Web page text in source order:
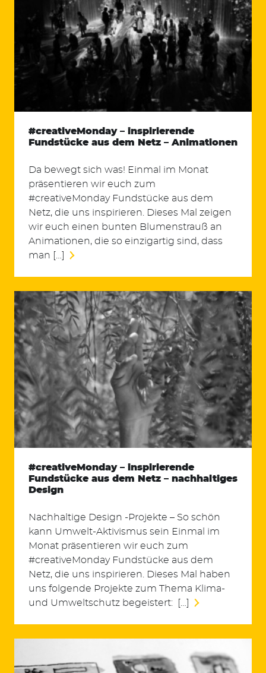
#creativeMonday – inspirierende
Fundstücke aus dem Netz – Animationen
Da bewegt sich was! Einmal im Monat
präsentieren wir euch zum
#creativeMonday Fundstücke aus dem
Netz, die uns inspirieren. Dieses Mal zeigen
wir euch einen bunten Blumenstrauß an
Animationen, die so einzigartig sind, dass
man […]
#creativeMonday – inspirierende
Fundstücke aus dem Netz – nachhaltiges
Design
Nachhaltige Design -Projekte – So schön
kann Umwelt-Aktivismus sein Einmal im
Monat präsentieren wir euch zum
#creativeMonday Fundstücke aus dem
Netz, die uns inspirieren. Dieses Mal haben
uns folgende Projekte zum Thema Klima-
und Umweltschutz begeistert: […]